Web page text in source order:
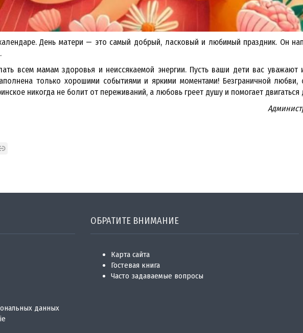
День матери — это самый добрый, ласковый и любимый праздник. Он
всем мамам здоровья и неиссякаемой энергии. Пусть ваши дети вас
только хорошими событиями и яркими моментами! Безграничной любви,
никогда не болит от переживаний, а любовь греет душу и помогает
данных
ОБРАТИТЕ ВНИМАНИЕ
Карта сайта
Гостевая книга
Часто задаваемые вопросы